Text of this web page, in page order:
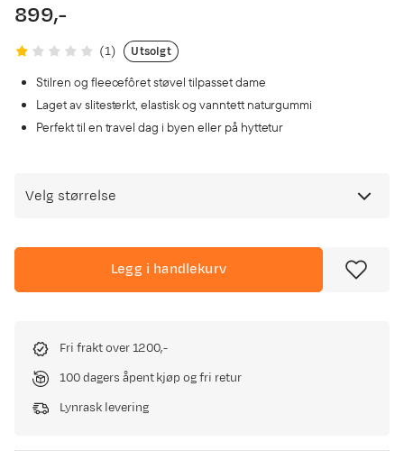
price
899,-
(1)
Utsolgt
Stilren og fleecefôret støvel tilpasset dame
Laget av slitesterkt, elastisk og vanntett naturgummi
Perfekt til en travel dag i byen eller på hyttetur
Velg størrelse
Legg i handlekurv
Fri frakt over 1200,-
100 dagers åpent kjøp og fri retur
Lynrask levering